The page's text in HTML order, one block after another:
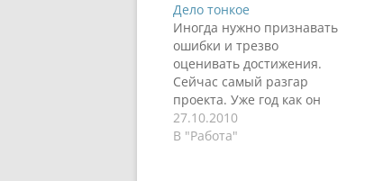
Дело тонкое
Иногда нужно признавать
ошибки и трезво
оценивать достижения.
Сейчас самый разгар
проекта. Уже год как он
длится, с января
следующего года старт
27.10.2010
В "Работа"